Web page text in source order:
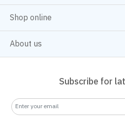
Shop online
About us
Subscribe for